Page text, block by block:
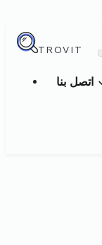
TROVIT